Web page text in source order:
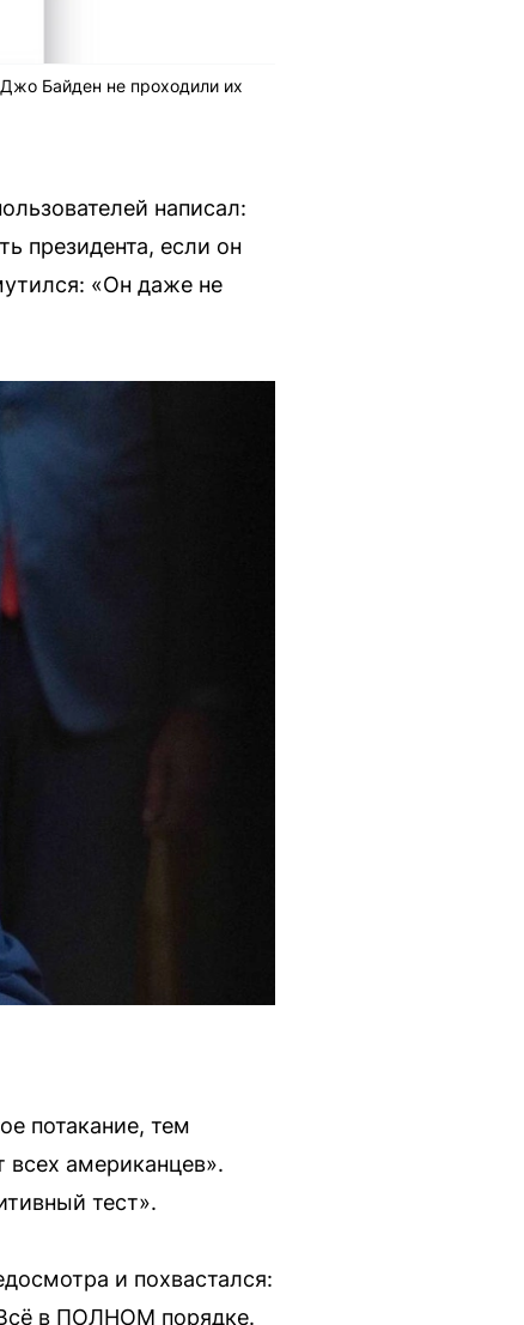
Байден не проходили их
написал:
президента, если он
«Он даже не
потакание, тем
всех американцев».
тест».
и похвастался:
Всё в ПОЛНОМ порядке.